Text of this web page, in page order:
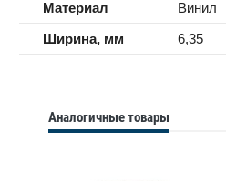
Материал
Винил
Ширина, мм
6,35
Аналогичные товары